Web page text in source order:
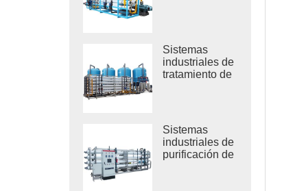
Sistemas
industriales de
tratamiento de
Sistemas
industriales de
purificación de